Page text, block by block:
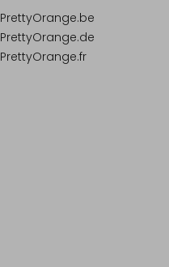
PrettyOrange.be
PrettyOrange.de
PrettyOrange.fr